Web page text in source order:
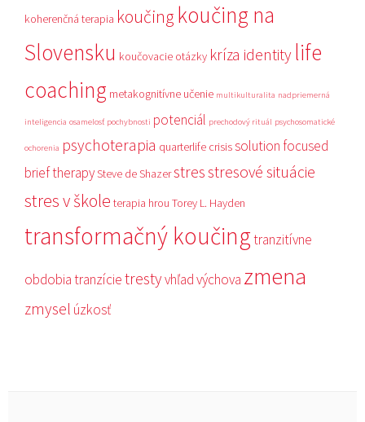
koherenčná terapia koučing koučing na
Slovensku koučovacie otázky kríza identity life
coaching metakognitívne učenie multikulturalita nadpriemerná
inteligencia osamelosť pochybnosti potenciál prechodový rituál psychosomatické
ochorenia psychoterapia quarterlife crisissolution focused
brief therapySteve de Shazerstresstresové situácie
stres v škole terapia hrou Torey L. Hayden
transformačný koučingtranzitívne
obdobiatranzícietrestyvhľadvýchova zmena
zmysel úzkosť